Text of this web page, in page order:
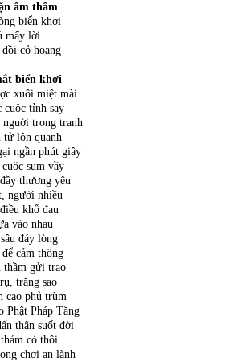
âm thầm
biển khơi
mấy lời
cỏ hoang
biển khơi
xuôi miệt mài
tỉnh say
trong tranh
lộn quanh
ngần phút giây
sum vầy
thương yêu
nhiều
khổ đau
nhau
đáy lòng
cảm thông
thầm gửi trao
sao
cao phủ trùm
Pháp Tăng
thân suốt đời
cỏ thôi
chơi an lành